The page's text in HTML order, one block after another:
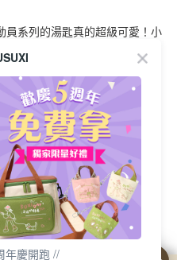
員系列的湯匙真的超級可愛！小
質非常耐用。質感和設計都很
年慶開跑 //